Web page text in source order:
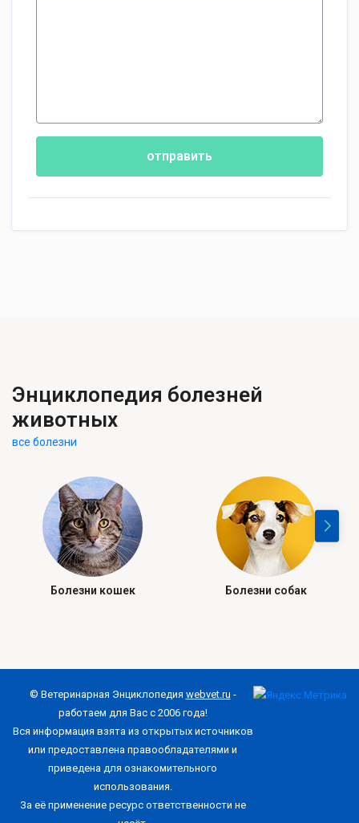
отправить
Энциклопедия болезней
животных
все болезни
Болезни кошек Болезни собак
© Ветеринарная Энциклопедия webvet.ru -
работаем для Вас с 2006 года!
Вся информация взята из открытых источников
или предоставлена правообладателями и
приведена для ознакомительного
использования.
За её применение ресурс ответственности не